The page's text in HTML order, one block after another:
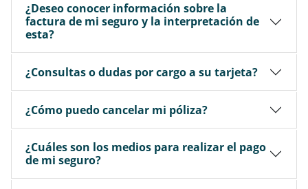
¿Deseo conocer información sobre la
factura de mi seguro y la interpretación de
esta?
¿Consultas o dudas por cargo a su tarjeta?
¿Cómo puedo cancelar mi póliza?
¿Cuáles son los medios para realizar el pago
de mi seguro?